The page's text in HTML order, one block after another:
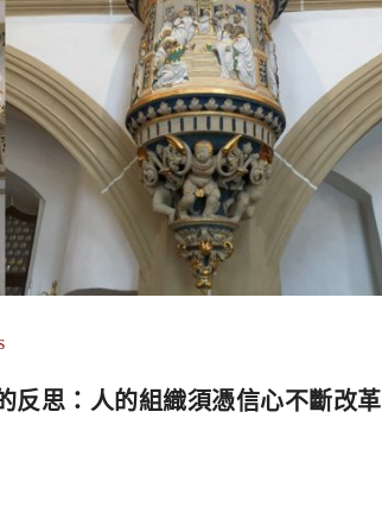
反思：人的組織須憑信心不斷改革